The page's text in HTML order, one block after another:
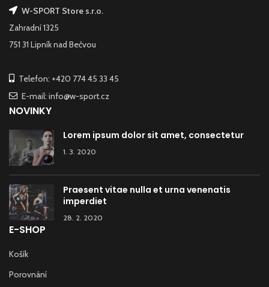
W-SPORT Store s.r.o.
Zahradní 1325
751 31 Lipník nad Bečvou
Telefon: +420 774 45 33 45
E-mail: info@w-sport.cz
NOVINKY
Lorem ipsum dolor sit amet, consectetur
1. 3. 2020
Praesent vitae nulla et urna venenatis
imperdiet
28. 2. 2020
E-SHOP
Košík
Porovnání